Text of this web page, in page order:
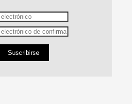
Suscribirse